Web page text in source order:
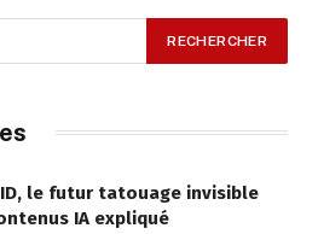
le futur tatouage invisible
IA expliqué